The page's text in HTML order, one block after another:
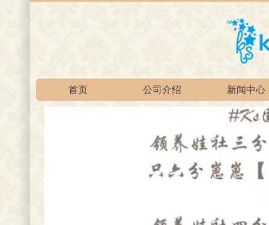
首页 公司介绍 新闻中心